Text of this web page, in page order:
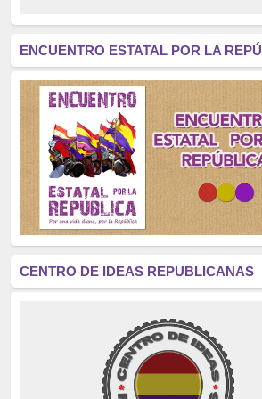
América Latina
(305)
Exhumación
(304)
Golpe de Estado
(304)
Brigadas Internacionales
(303)
pensamiento
(294)
Revisionismo
(289)
La Transición
(275)
educación pública
(270)
La Izquierda
(260)
ENCUENTRO ESTATAL POR LA
CENTRO DE IDEAS REPUBLICANAS